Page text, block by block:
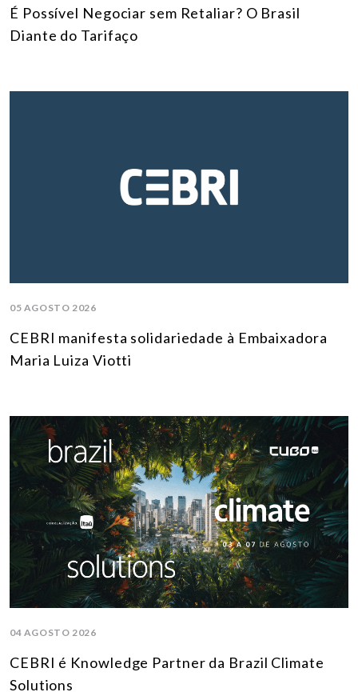
É Possível Negociar sem Retaliar? O Brasil
Diante do Tarifaço
05 AGOSTO 2026
CEBRI manifesta solidariedade à Embaixadora
Maria Luiza Viotti
04 AGOSTO 2026
CEBRI é Knowledge Partner da Brazil Climate
Solutions